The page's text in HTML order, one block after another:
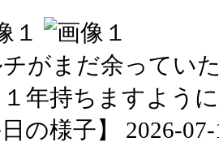
がまだ余ってい
年持ちますよう
日の様子】 2026-